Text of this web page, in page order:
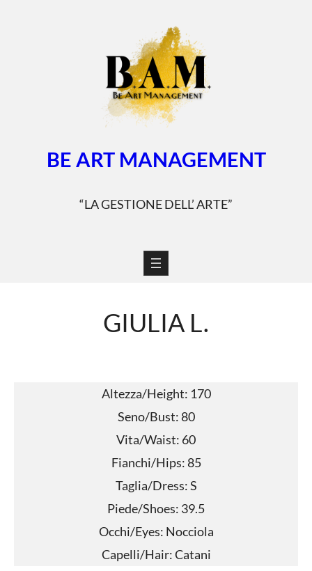
BE ART MANAGEMENT
“LA GESTIONE DELL’ ARTE”
GIULIA L.
Altezza/Height: 170
Seno/Bust: 80
Vita/Waist: 60
Fianchi/Hips: 85
Taglia/Dress: S
Piede/Shoes: 39.5
Occhi/Eyes: Nocciola
Capelli/Hair: Catani